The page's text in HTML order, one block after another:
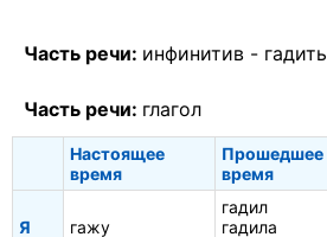
Часть речи: инфинитив - гадить
Часть речи: глагол
Настоящее
время
Прошедшее
время
Я гажу
гадил
гадила